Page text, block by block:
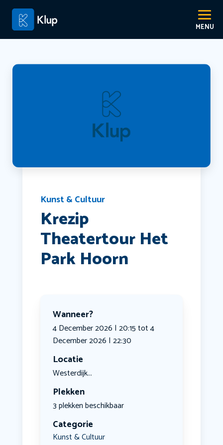
Kunst & Cultuur
Krezip
Theatertour Het
Park Hoorn
Wanneer?
4 December 2026 | 20:15 tot 4
December 2026 | 22:30
Locatie
Westerdijk...
Plekken
3 plekken beschikbaar
Categorie
Kunst & Cultuur